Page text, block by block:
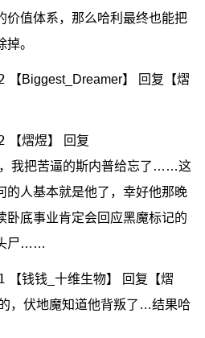
价值体系，那么哈利最终也能把
。
【Biggest_Dreamer】 回复【熠
【熠煜】 回复
，我把苦逼的斯内普给忘了……这
的人基本就是他了，幸好他那晚
卧底事业肯定会回应黑魔标记的
尸……
【钱钱_十维生物】 回复【熠
，伏地魔知道他背叛了…结果哈